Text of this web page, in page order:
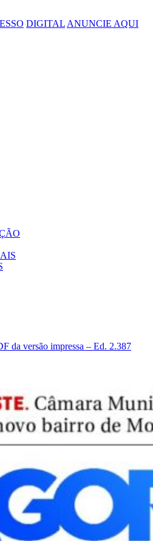
DIGITAL ANUNCIE AQUI
da versão impressa – Ed. 2.387